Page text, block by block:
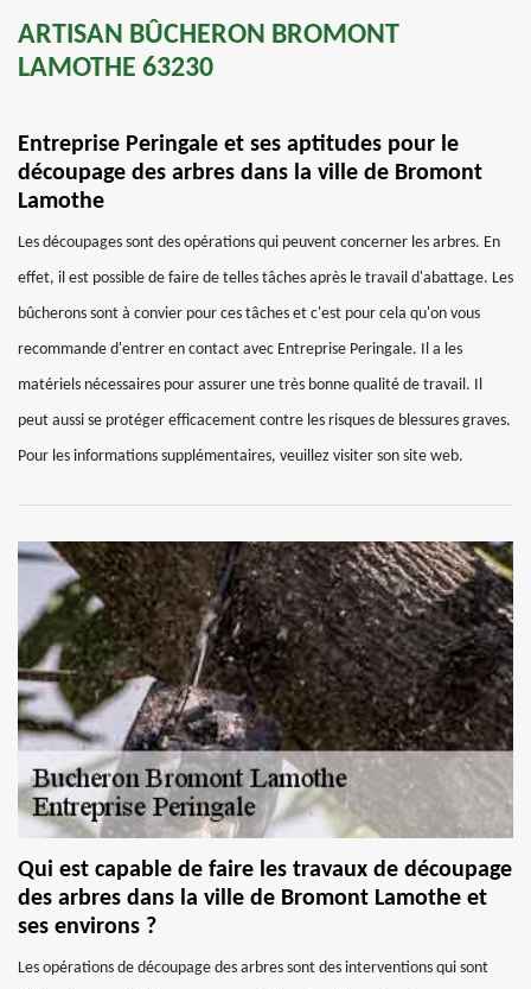
ARTISAN BÛCHERON BROMONT
LAMOTHE 63230
Entreprise Peringale et ses aptitudes pour le
découpage des arbres dans la ville de Bromont
Lamothe
Les découpages sont des opérations qui peuvent concerner les arbres. En
effet, il est possible de faire de telles tâches après le travail d'abattage. Les
bûcherons sont à convier pour ces tâches et c'est pour cela qu'on vous
recommande d'entrer en contact avec Entreprise Peringale. Il a les
matériels nécessaires pour assurer une très bonne qualité de travail. Il
peut aussi se protéger efficacement contre les risques de blessures graves.
Pour les informations supplémentaires, veuillez visiter son site web.
Qui est capable de faire les travaux de découpage
des arbres dans la ville de Bromont Lamothe et
ses environs ?
Les opérations de découpage des arbres sont des interventions qui sont